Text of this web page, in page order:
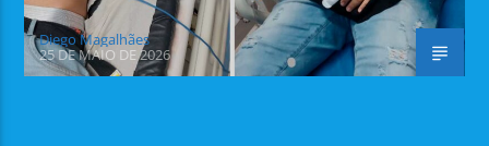
Diego Magalhães
25 DE MAIO DE 2026